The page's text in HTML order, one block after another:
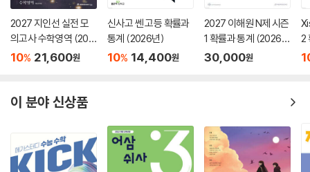
2027 지인선 실전 모
의고사 수학영역 (202
6년)
10% 21,600원
신사고 쎈 고등 확률과
통계 (2026년)
10% 14,400원
2027 이해원 N제 시즌
1 확률과 통계 (2026
년)
30,000원
2
이 분야 신상품